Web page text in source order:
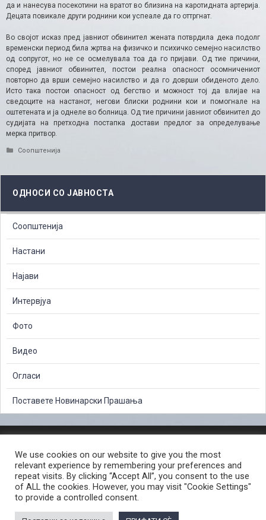
да и нанесува посекотини на вратот во близина на каротидната артерија.
Децата повикале други роднини кои успеале да го оттргнат.
Во својот исказ пред јавниот обвинител жената потврдила дека подолг
временски период била жртва на физичко и психичко семејно насилство
од сопругот, но не се осмелувала тоа да го пријави. Од тие причини,
според јавниот обвинител, постои реална опасност осомничениот
повторно да врши семејно насилство и да го доврши обиденото дело.
Исто така постои опасност од бегство и можност тој да влијае на
сведоците на настанот, негови блиски роднини кои и помогнале на
оштетената и ја однеле во болница. Од тие причини јавниот обвинител до
судијата на претходна постапка достави предлог за определување
мерка притвор.
Categories
Соопштенија
ОДНОСИ СО ЈАВНОСТА
Соопштенија
Настани
Најави
Интервјуа
Фото
Видео
Огласи
Поставете Новинарски Прашања
СЛОБОДЕН ПРИСТАП ДО ИНФОРМАЦИИ ОД ЈАВЕН КАРАКТЕР
ПОСТАПКА ЗА ПРИЈАВА НА КРИВИЧНО ДЕЛО
КОРИСНИ ЛИНКОВИ
ПОЛИТИКА ЗА ПРИВАТНОСТ ВЕБ СТРАНИЦА
We use cookies on our website to give you the most
relevant experience by remembering your preferences and
repeat visits. By clicking “Accept All”, you consent to the use
of ALL the cookies. However, you may visit "Cookie Settings"
to provide a controlled consent.